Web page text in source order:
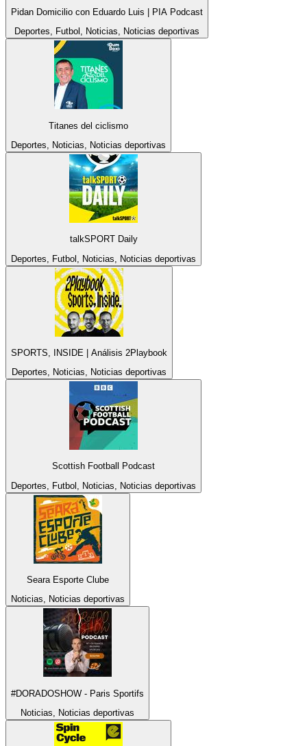
Pidan Domicilio con Eduardo Luis | PIA Podcast
Deportes, Futbol, Noticias, Noticias deportivas
Titanes del ciclismo
Deportes, Noticias, Noticias deportivas
talkSPORT Daily
Deportes, Futbol, Noticias, Noticias deportivas
SPORTS, INSIDE | Análisis 2Playbook
Deportes, Noticias, Noticias deportivas
Scottish Football Podcast
Deportes, Futbol, Noticias, Noticias deportivas
Seara Esporte Clube
Noticias, Noticias deportivas
#DORADOSHOW - Paris Sportifs
Noticias, Noticias deportivas